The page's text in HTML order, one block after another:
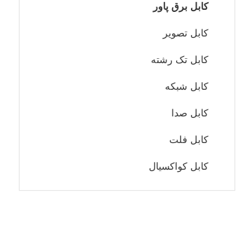
کابل برق پاور
کابل تصویر
کابل تک رشته
کابل شبکه
کابل صدا
کابل فلت
کابل کواکسیال